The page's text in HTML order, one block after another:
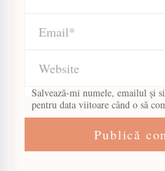
Salvează-mi numele, emailul și
pentru data viitoare când o să